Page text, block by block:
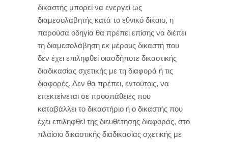
δικαστής μπορεί να ενεργεί ως
διαμεσολαβητής κατά το εθνικό δίκαιο, η
παρούσα οδηγία θα πρέπει επίσης να διέπει
τη διαμεσολάβηση εκ μέρους δικαστή που
δεν έχει επιληφθεί οιασδήποτε δικαστικής
διαδικασίας σχετικής με τη διαφορά ή τις
διαφορές. Δεν θα πρέπει, εντούτοις, να
επεκτείνεται σε προσπάθειες που
καταβάλλει το δικαστήριο ή ο δικαστής που
έχει επιληφθεί της διευθέτησης διαφοράς, στο
πλαίσιο δικαστικής διαδικασίας σχετικής με